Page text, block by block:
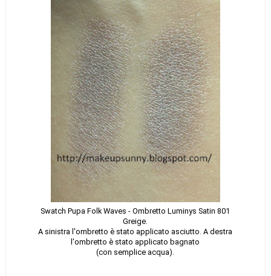
Swatch Pupa Folk Waves - Ombretto Luminys Satin 801
Greige.
A sinistra l'ombretto è stato applicato asciutto. A destra
l'ombretto è stato applicato bagnato
(con semplice acqua).